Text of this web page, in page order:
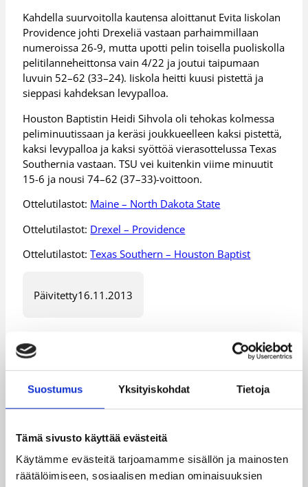
Suostumus Yksityiskohdat Tietoja
Tämä sivusto käyttää evästeitä
Käytämme evästeitä tarjoamamme sisällön ja mainosten
räätälöimiseen, sosiaalisen median ominaisuuksien
Kahdella suurvoitolla kautensa aloittanut Evita Iiskolan
Providence johti Drexeliä vastaan parhaimmillaan
numeroissa 26-9, mutta upotti pelin toisella puoliskolla
pelitilanneheittonsa vain 4/22 ja joutui taipumaan
luvuin 52–62 (33–24). Iiskola heitti kuusi pistettä ja
sieppasi kahdeksan levypalloa.
Houston Baptistin Heidi Sihvola oli tehokas kolmessa
peliminuutissaan ja keräsi joukkueelleen kaksi pistettä,
kaksi levypalloa ja kaksi syöttöä vierasottelussa Texas
Southernia vastaan. TSU vei kuitenkin viime minuutit
15-6 ja nousi 74–62 (37–33)-voittoon.
Ottelutilastot: Maine – North Dakota State
Ottelutilastot: Drexel – Providence
Ottelutilastot:Texas Southern – Houston Baptist
Päivitetty16.11.2013
Henkilöt
Heidi Byrd
Kategoriat
Pääjuttu Suomalaiset ulkomailla